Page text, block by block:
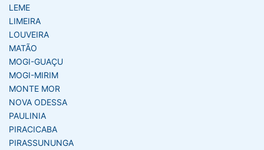
LEME
LIMEIRA
LOUVEIRA
MATÃO
MOGI-GUAÇU
MOGI-MIRIM
MONTE MOR
NOVA ODESSA
PAULINIA
PIRACICABA
PIRASSUNUNGA